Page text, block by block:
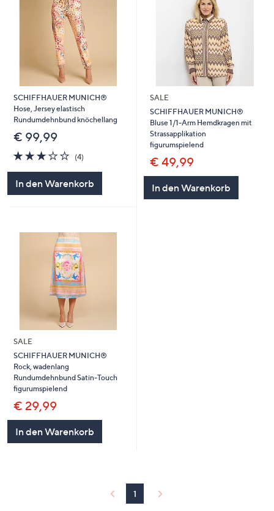
SCHIFFHAUER MUNICH®
Hose, Jersey elastisch
Rundumdehnbund knöchellang
€ 99,99
3.0
von
5
(4)
In den Warenkorb
SALE
SCHIFFHAUER MUNICH®
Bluse 1/1-Arm Hemdkragen mit
Strassapplikation
figurumspielend
€ 49,99
In den Warenkorb
SALE
SCHIFFHAUER MUNICH®
Rock, wadenlang
Rundumdehnbund Satin-Touch
figurumspielend
€ 29,99
In den Warenkorb
1